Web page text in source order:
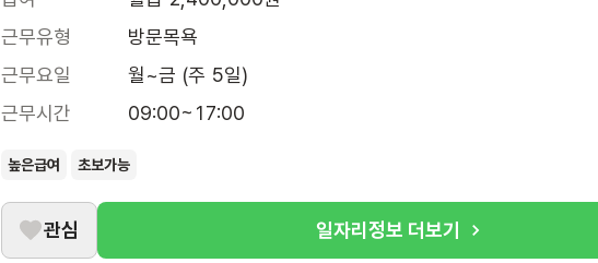
근무유형
방문목욕
근무요일
월~금 (주 5일)
근무시간
09:00~17:00
높은급여 초보가능
관심 일자리정보 더보기